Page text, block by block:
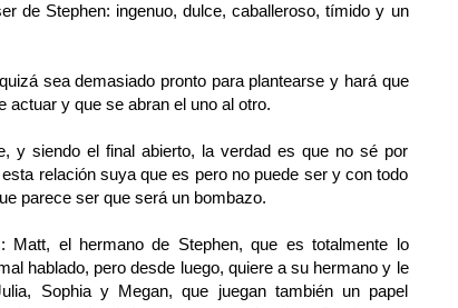
de Stephen: ingenuo, dulce, caballeroso, tímido y un
sea demasiado pronto para plantearse y hará que
actuar y que se abran el uno al otro.
y siendo el final abierto, la verdad es que no sé por
relación suya que es pero no puede ser y con todo
parece ser que será un bombazo.
Matt, el hermano de Stephen, que es totalmente lo
hablado, pero desde luego, quiere a su hermano y le
Sophia y Megan, que juegan también un papel